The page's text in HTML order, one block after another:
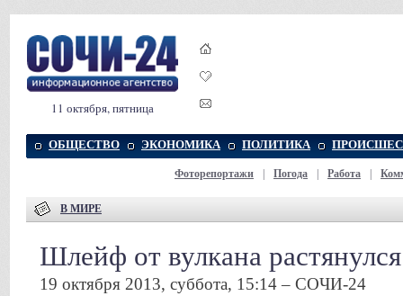
11 октября, пятница
ОБЩЕСТВО ЭКОНОМИКА ПОЛИТИКА
Фоторепортажи Погода Работа
В МИРЕ
Шлейф от вулкана
19 октября 2013, суббота, 15:14 – СОЧИ-24